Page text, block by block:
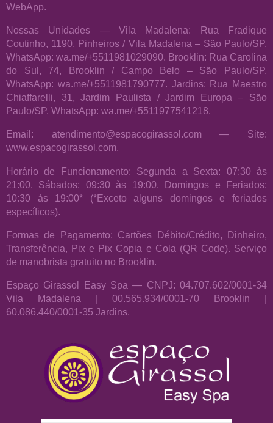
WebApp.
Nossas Unidades — Vila Madalena: Rua Fradique
Coutinho, 1190, Pinheiros / Vila Madalena – São Paulo/SP.
WhatsApp: wa.me/+5511981029090. Brooklin: Rua Carolina
do Sul, 74, Brooklin / Campo Belo – São Paulo/SP.
WhatsApp: wa.me/+5511981790777. Jardins: Rua Maestro
Chiaffarelli, 31, Jardim Paulista / Jardim Europa – São
Paulo/SP. WhatsApp: wa.me/+5511977541218.
Email: atendimento@espacogirassol.com — Site:
www.espacogirassol.com.
Horário de Funcionamento: Segunda a Sexta: 07:30 às
21:00. Sábados: 09:30 às 19:00. Domingos e Feriados:
10:30 às 19:00* (*Exceto alguns domingos e feriados
específicos).
Formas de Pagamento: Cartões Débito/Crédito, Dinheiro,
Transferência, Pix e Pix Copia e Cola (QR Code). Serviço
de manobrista gratuito no Brooklin.
Espaço Girassol Easy Spa — CNPJ: 04.707.602/0001-34
Vila Madalena | 00.565.934/0001-70 Brooklin |
60.086.440/0001-35 Jardins.